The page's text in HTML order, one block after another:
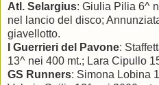
Atl. Selargius: Giulia Pilia 6^
nel lancio del disco;
giavellotto.
I Guerrieri del Pavone:
13^ nei 400 mt.; Lara Cipullo
GS Runners: Simona Lobina